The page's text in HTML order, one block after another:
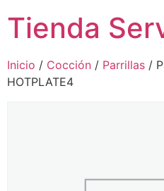
Tienda
Inicio / Cocción / Parrillas /
HOTPLATE4